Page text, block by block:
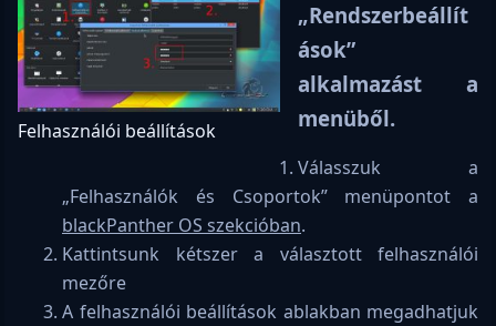
Felhasználói beállítások
„Rendszerbeállít
ások”
alkalmazást a
menüből.
Válasszuk a
„Felhasználók és Csoportok” menüpontot a
blackPanther OS szekcióban.
Kattintsunk kétszer a választott felhasználói
mezőre
A felhasználói beállítások ablakban megadhatjuk